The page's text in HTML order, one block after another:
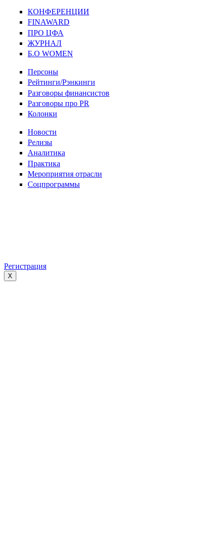
КОНФЕРЕНЦИИ
FINAWARD
ПРО ЦФА
ЖУРНАЛ
Б.О WOMEN
Персоны
Рейтинги/Рэнкинги
Разговоры финансистов
Разговоры про PR
Колонки
Новости
Релизы
Аналитика
Практика
Мероприятия отрасли
Соцпрограммы
Регистрация
X